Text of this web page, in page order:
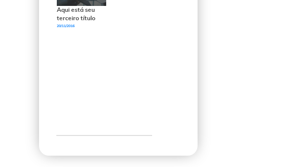
Aqui está seu
terceiro título
20/11/2016